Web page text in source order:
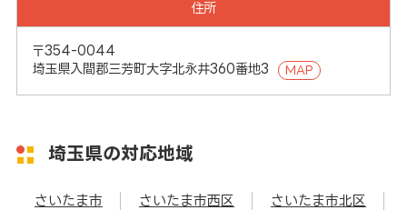
住所
〒354-0044
埼玉県入間郡三芳町大字北永井360番地3
MAP
埼玉県の対応地域
さいたま市 さいたま市西区 さいたま市北区